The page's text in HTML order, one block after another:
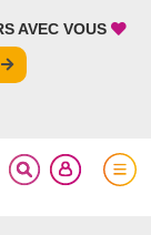
AVEC VOUS
FERMER
FERMER
effectuée.